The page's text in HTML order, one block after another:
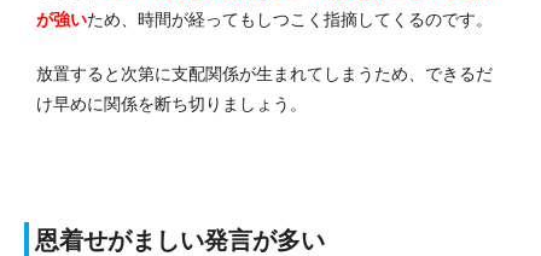
が強いため、時間が経ってもしつこく指摘してくるのです。
放置すると次第に支配関係が生まれてしまうため、できるだ
け早めに関係を断ち切りましょう。
恩着せがましい発言が多い